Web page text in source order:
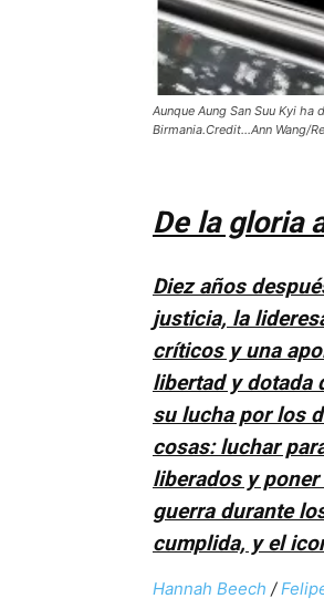
Aunque Aung San Suu Kyi
Birmania.Credit...Ann Wang/
De la gloria
Diez años
justicia, la
críticos y una
libertad y dotada
su lucha por los
cosas: luchar
liberados y
guerra durante
cumplida, y el
Hannah Beech /